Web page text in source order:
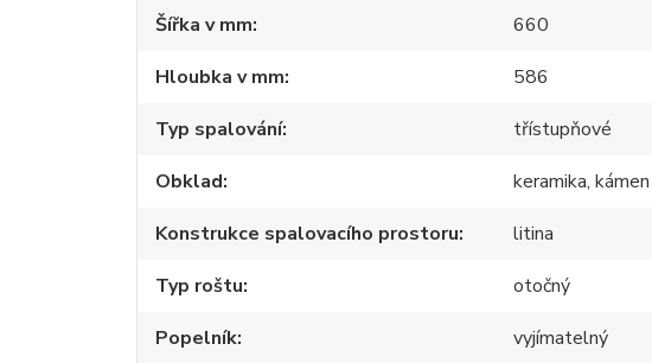
Šířka v mm
660
Hloubka v mm
586
Typ spalování
třístupňové
Obklad
keramika, kámen
Konstrukce spalovacího prostoru
litina
Typ roštu
otočný
Popelník
vyjímatelný